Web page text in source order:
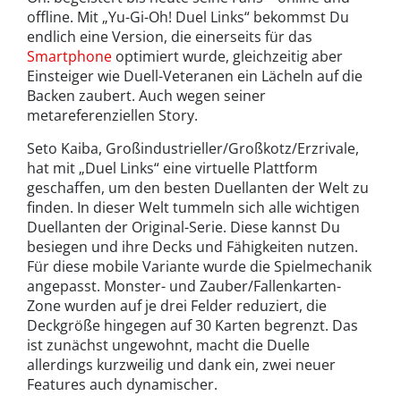
offline. Mit „Yu-Gi-Oh! Duel Links“ bekommst Du
endlich eine Version, die einerseits für das
Smartphone optimiert wurde, gleichzeitig aber
Einsteiger wie Duell-Veteranen ein Lächeln auf die
Backen zaubert. Auch wegen seiner
metareferenziellen Story.
Seto Kaiba, Großindustrieller/Großkotz/Erzrivale,
hat mit „Duel Links“ eine virtuelle Plattform
geschaffen, um den besten Duellanten der Welt zu
finden. In dieser Welt tummeln sich alle wichtigen
Duellanten der Original-Serie. Diese kannst Du
besiegen und ihre Decks und Fähigkeiten nutzen.
Für diese mobile Variante wurde die Spielmechanik
angepasst. Monster- und Zauber/Fallenkarten-
Zone wurden auf je drei Felder reduziert, die
Deckgröße hingegen auf 30 Karten begrenzt. Das
ist zunächst ungewohnt, macht die Duelle
allerdings kurzweilig und dank ein, zwei neuer
Features auch dynamischer.